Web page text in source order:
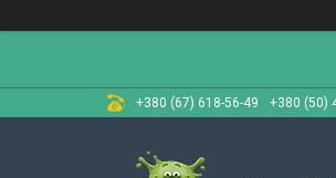
+380 (67) 618-56-49 +380 (50)